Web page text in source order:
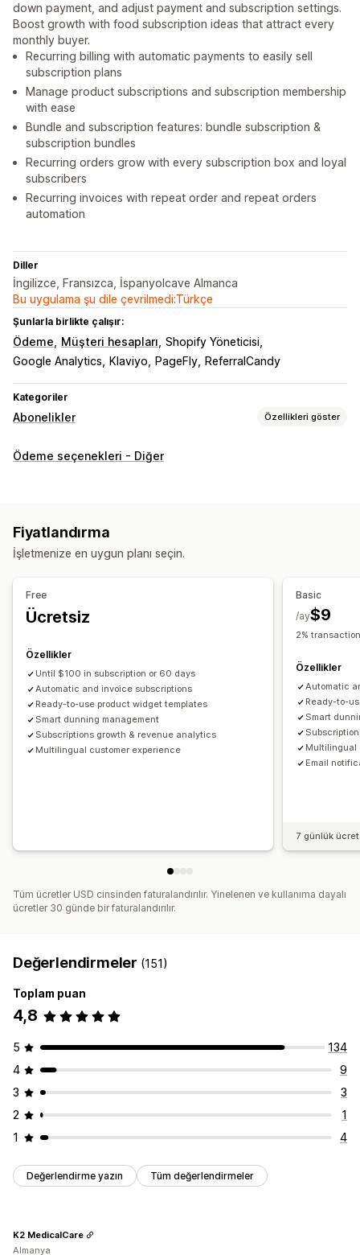
down payment, and adjust payment and subscription settings.
Boost growth with food subscription ideas that attract every
monthly buyer.
Recurring billing with automatic payments to easily sell
subscription plans
Manage product subscriptions and subscription membership
with ease
Bundle and subscription features: bundle subscription &
subscription bundles
Recurring orders grow with every subscription box and loyal
subscribers
Recurring invoices with repeat order and repeat orders
automation
Diller
İngilizce, Fransızca, İspanyolcave Almanca
Bu uygulama şu dile çevrilmedi:Türkçe
Şunlarla birlikte çalışır:
Ödeme Müşteri hesapları Shopify Yöneticisi
Google Analytics
Klaviyo PageFly ReferralCandy
Kategoriler
Abonelikler Özellikleri göster
Abonelik türleri
Ayarlayabileceğiniz fiyatlandırma
Tek seferlik ödeme
Ödeme seçenekleri - Diğer
Fiyatlandırma
İşletmenize en uygun planı seçin.
Free
Ücretsiz
Özellikler
Until $100 in subscription or 60 days
Automatic and invoice subscriptions
Ready-to-use product widget templates
Smart dunning management
Subscriptions growth & revenue analytics
Multilingual customer experience
Basic
$9
/ay
2%
Özellikler
Automatic
Ready-to-
Smart
Multilingual
Email
7 günlük
Tüm ücretler USD cinsinden faturalandırılır. Yinelenen ve kullanıma dayalı
ücretler 30 günde bir faturalandırılır.
Değerlendirmeler (151)
Toplam puan
4,8
5
134
4
9
3
3
2
1
1
4
Değerlendirme yazın Tüm değerlendirmeler
K2 MedicalCare
Almanya